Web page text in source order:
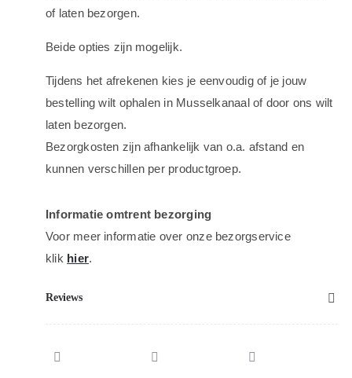
of laten bezorgen.
Beide opties zijn mogelijk.
Tijdens het afrekenen kies je eenvoudig of je jouw
bestelling wilt ophalen in Musselkanaal of door ons wilt
laten bezorgen.
Bezorgkosten zijn afhankelijk van o.a. afstand en
kunnen verschillen per productgroep.
Informatie omtrent bezorging
Voor meer informatie over onze bezorgservice
klik hier.
Reviews